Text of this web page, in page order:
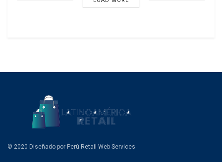
© 2020 Diseñado por Perú Retail Web Services